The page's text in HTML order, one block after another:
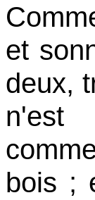
et
deux,
n'est
bois ;